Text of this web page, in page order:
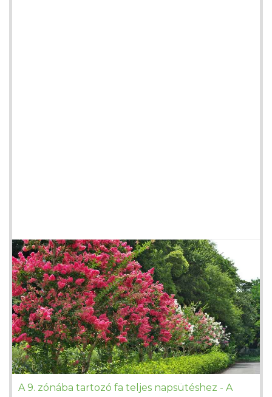
A 9. zónába tartozó fa teljes napsütéshez - A